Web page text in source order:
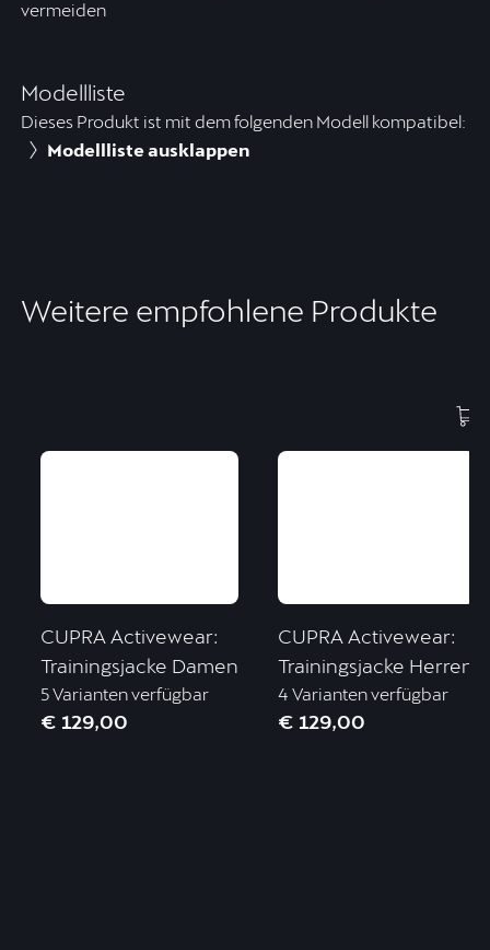
vermeiden
Modellliste
Dieses Produkt ist mit dem folgenden Modell kompatibel:
Modellliste ausklappen
Weitere empfohlene Produkte
CUPRA Activewear:
Trainingsjacke Damen
5 Varianten verfügbar
€ 129,00
CUPRA Activewear:
Trainingsjacke Herren
4 Varianten verfügbar
€ 129,00